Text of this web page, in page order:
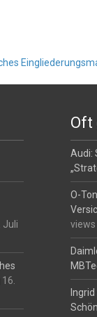
Juli
16.
Oft
Audi:
O-
views